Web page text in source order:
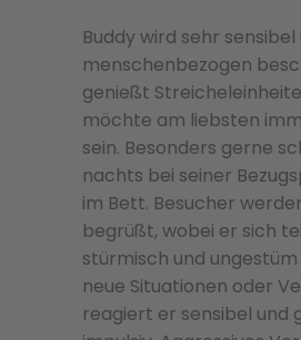
Buddy wird sehr sensibel
menschenbezogen
genießt
möchte am liebsten
sein. Besonders gerne
nachts bei seiner
im Bett. Besucher
begrüßt, wobei er sich
stürmisch und ungestüm
neue Situationen oder
reagiert er sensibel und